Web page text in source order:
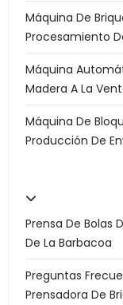
Máquina De
Procesamiento
Máquina
Madera A La
Máquina De
Producción De
Prensa De Bolas
De La Barbacoa
Preguntas
Prensadora De